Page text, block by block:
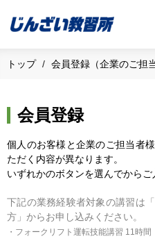
トップ 会員登録（企業のご担
会員登録
個人のお客様と企業のご担当者
ただく内容が異なります。
いずれかのボタンを選んでからご
下記の業務経験者対象の講習は
方」からお申し込みください。
・フォークリフト運転技能講習 11時間